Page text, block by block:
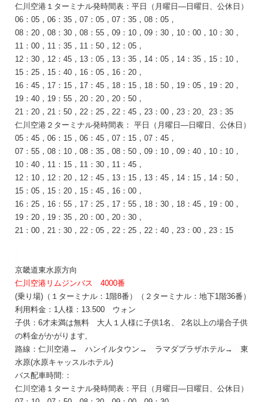
仁川空港１ターミナル発時間表： 平日（月曜日― 日曜日、 公休日 ）
06：05，06：35，07：05，07：35，08：05，
08：20，08：30，08：55， 09：10，09：30，10：00，10：30，
11：00，11：35，11：50，12：05，
12：30，12：45，13：05， 13：35，14：05，14：35，15：10，
15：25，15：40，16：05，16：20，
16：45，17：15，17：45， 18：15，18：50，19：05，19：20，
19：40，19：55，20：20，20：50，
21：20，21：50，22：25， 22：45，23：00，23：20、23：35
仁川空港２ターミナル発時間表： 平日（月曜日― 日曜日、 公休日 ）
05：45，06：15，06：45，07：15，07：45，
07：55，08：10，08：35，08：50，09：10，09：40，10：10，
10：40，11：15，11：30，11：45，
12：10，12：20，12：45，13：15，13：45，14：15，14：50，
15：05，15：20，15：45，16：00，
16：25，16：55，17：25，17：55，18：30，18：45，19：00，
19：20，19：35，20：00，20：30，
21：00，21：30，22：05，22：25，22：40，23：00，23：15
京畿道東水原方向
仁川空港リムジンバス 4000番
(乗り場)（１ターミナル：1階8番）（２ターミナル：地下1階36番）
利用料金：1人様：13.500 ウォン
子供：6才未満は無料 大人１人様に子供1名、 2名以上の場合子供
の料金がかがります,
路線： 仁川空港→ ハンイルタウン→ ラマダプラザホテル→ 東
水原(水原キャッスルホテル)
バス配車時間:：
仁川空港１ターミナル発時間表： 平日（月曜日― 日曜日、 公休日 ）